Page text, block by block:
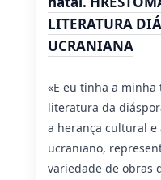
LITERATURA
UCRANIANA
«E eu tinha a
literatura da
a herança cultural
ucraniano,
variedade de obras